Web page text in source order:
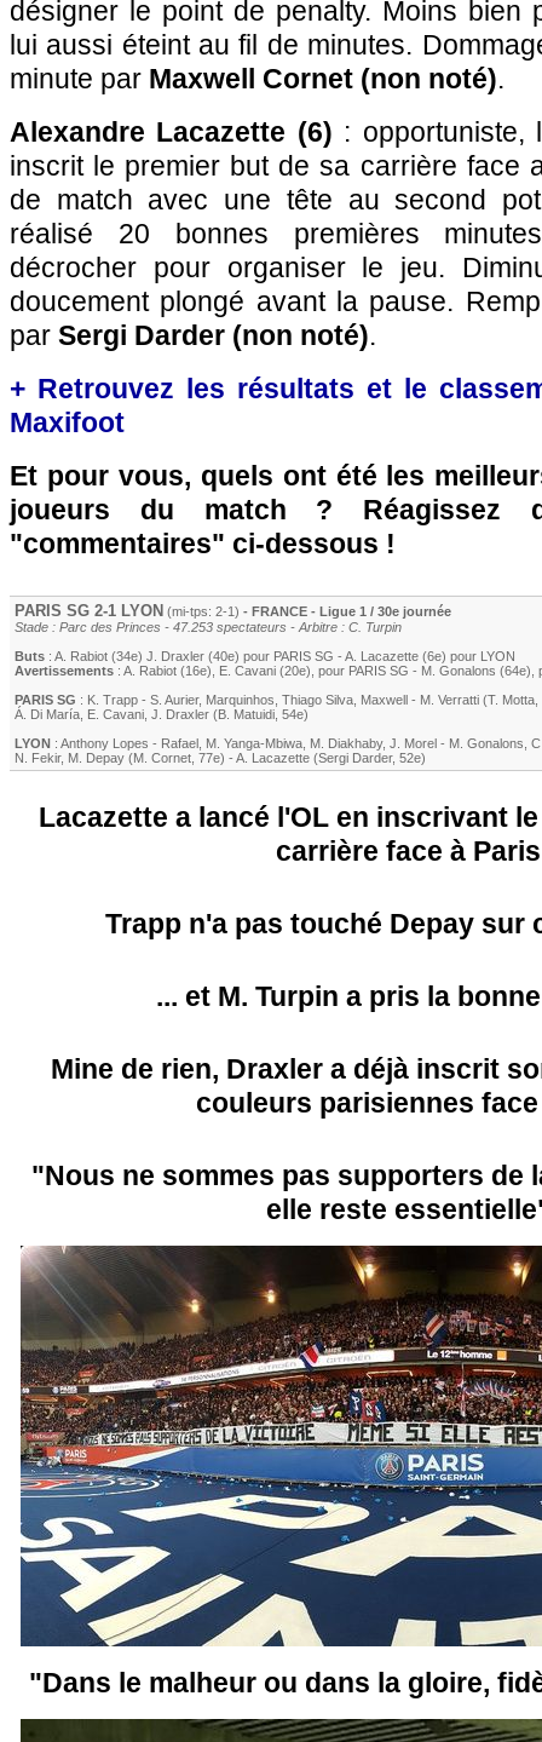
désigner le point de penalty. Moins bien
lui aussi éteint au fil de minutes.
minute par Maxwell Cornet (non noté).
Alexandre Lacazette (6) : opportuniste,
inscrit le premier but de sa carrière face
de match avec une tête au second
réalisé 20 bonnes premières
décrocher pour organiser le jeu.
doucement plongé avant la pause.
par Sergi Darder (non noté).
+ Retrouvez les résultats et le
Maxifoot
Et pour vous, quels ont été les
joueurs du match ? Réagissez
"commentaires" ci-dessous !
PARIS SG 2-1 LYON (mi-tps: 2-1) - FRANCE - Ligue 1 / 30e journée
Stade : Parc des Princes - 47.253 spectateurs - Arbitre : C. Turpin
Buts : A. Rabiot (34e) J. Draxler (40e) pour PARIS SG - A. Lacazette (6e) pour LYON
Avertissements : A. Rabiot (16e) E. Cavani (20e) , pour PARIS SG - M. Gonalons (64e)
PARIS SG : K. Trapp - S. Aurier, Marquinhos Thiago Silva Maxwell - M. Verratti (T. Motta
Á. Di María E. Cavani J. Draxler (B. Matuidi , 54e)
LYON : Anthony Lopes - Rafael M. Yanga-Mbiwa M. Diakhaby, J. Morel - M. Gonalons
N. Fekir, M. Depay (M. Cornet , 77e) - A. Lacazette (Sergi Darder, 52e)
Lacazette a lancé l'OL en inscrivant
carrière face à Paris
Trapp n'a pas touché Depay sur
... et M. Turpin a pris la
Mine de rien, Draxler a déjà inscrit
couleurs parisiennes
"Nous ne sommes pas supporters de
elle reste
"Dans le malheur ou dans la gloire,